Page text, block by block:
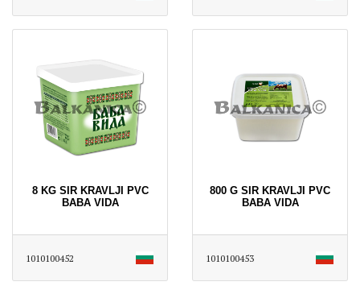
8 KG SIR KRAVLJI PVC
BABA VIDA
1010100452
800 G SIR KRAVLJI PVC
BABA VIDA
1010100453